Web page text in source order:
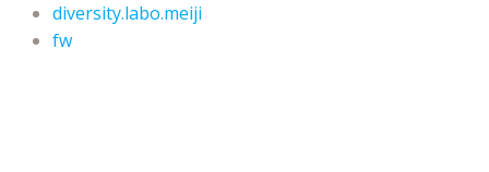
diversity.labo.meiji
fw